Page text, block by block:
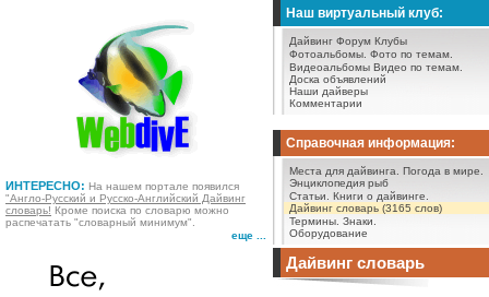
ИНТЕРЕСНО: На нашем портале появился
"Англо-Русский и Русско-Английский Дайвинг
словарь! Кроме поиска по словарю можно
распечатать "словарный минимум".
еще ...
Наш виртуальный клуб:
Дайвинг Форум Клубы
Фотоальбомы. Фото по темам.
Видеоальбомы Видео по темам.
Доска объявлений
Наши дайверы
Комментарии
Справочная информация:
Места для дайвинга.
Погода в мире.
Энциклопедия рыб
Статьи.
Книги о дайвинге.
Дайвинг словарь (3165 слов)
Термины. Знаки.
Оборудование
Дайвинг словарь